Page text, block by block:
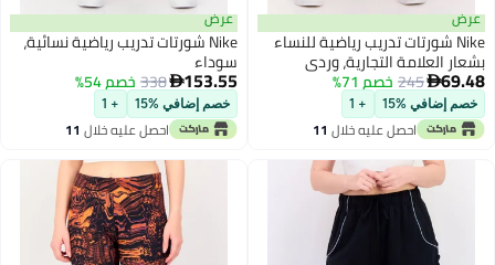
Nike شورتات تدريب رياضية للنساء
العلامة التجارية، وردي

245خصم 71%
إضافي %15 + 1
احصل عليه خلال11
اغسطس
عرض
Nike شورتات تدريب رياضية نسائية،
سوداء
153.55
338خصم 54%
خصم إضافي %15 + 1
احصل عليه خلال11
اغسطس